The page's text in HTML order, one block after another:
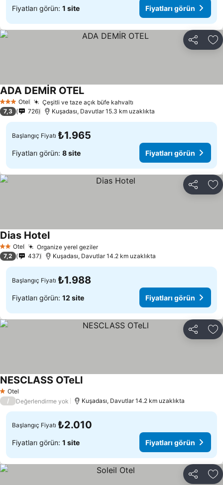
Fiyatları görün: 1 site Fiyatları görün
Paylaş
3 YıldızOtel Çeşitli ve taze açık büfe kahvaltı
ADA DEMİR OTELFiyatları görün
7,3 726 Kuşadası, Davutlar 15.3 km uzaklıkta
Başlangıç Fiyatı ₺1.965
Fiyatları görün: 8 site Fiyatları görün
Paylaş
2 Yıldız
Otel Organize yerel gezilerFiyatları görün
Dias HotelFiyatları görün
7,2 437 Kuşadası, Davutlar 14.2 km uzaklıkta
Başlangıç Fiyatı ₺1.988
Fiyatları görün: 12 site Fiyatları görün
Paylaş
1 Yıldız
Otel
NESCLASS OTeLlFiyatları görün
/ Değerlendirme yok Kuşadası, Davutlar 14.2 km uzaklıkta
Başlangıç Fiyatı ₺2.010
Fiyatları görün: 1 site Fiyatları görün
Paylaş